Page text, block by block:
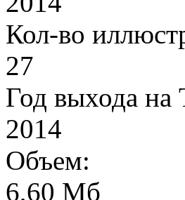
Кол-во
27
Год выхода на
2014
Объем:
6,60 Мб